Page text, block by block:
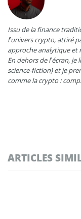
Issu de la finance
l’univers crypto, attiré
approche analytique et
En dehors de l’écran,
science-fiction) et je
comme la crypto :
ARTICLES